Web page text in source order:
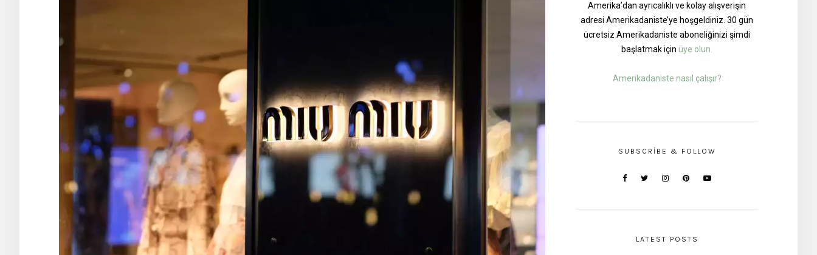
Amerika’dan ayrıcalıklı ve kolay alışverişin
adresi Amerikadaniste’ye hoşgeldiniz. 30 gün
ücretsiz Amerikadaniste aboneliğinizi şimdi
başlatmak için üye olun.
Amerikadaniste nasıl çalışır?
SUBSCRIBE & FOLLOW
LATEST POSTS